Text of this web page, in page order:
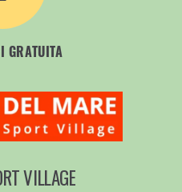
GRATUITA
VILLAGE